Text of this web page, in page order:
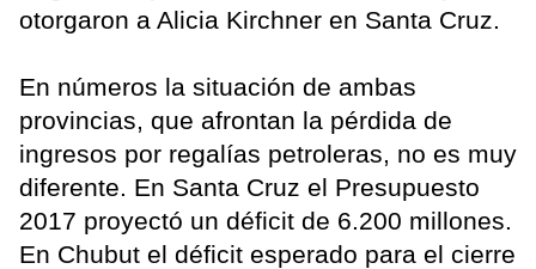
otorgaron a Alicia Kirchner en Santa Cruz.
En números la situación de ambas
provincias, que afrontan la pérdida de
ingresos por regalías petroleras, no es muy
diferente. En Santa Cruz el Presupuesto
2017 proyectó un déficit de 6.200 millones.
En Chubut el déficit esperado para el cierre